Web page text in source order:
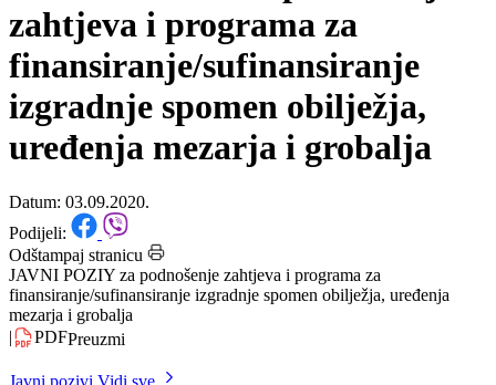
JAVNI POZIY za podnošenje
zahtjeva i programa za
finansiranje/sufinansiranje
izgradnje spomen obilježja,
uređenja mezarja i grobalja
Datum: 03.09.2020.
Podijeli:
Odštampaj stranicu
JAVNI POZIY za podnošenje zahtjeva i programa za
mezarja i grobalja